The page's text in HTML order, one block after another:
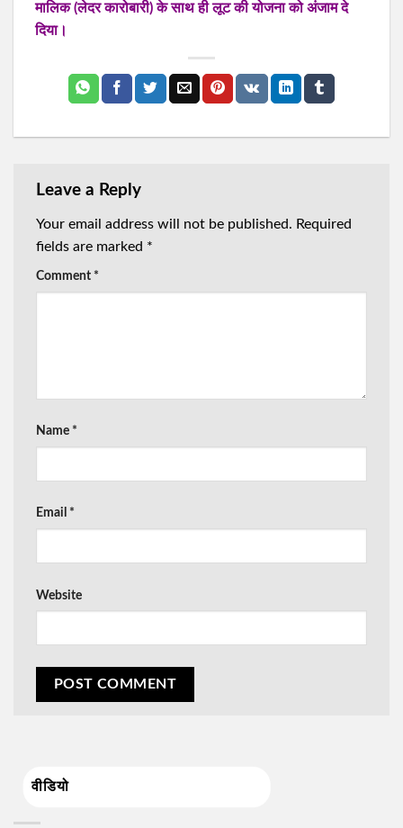
मालिक (लेदर कारोबारी) के साथ ही लूट की योजना को अंजाम दे
दिया।
Leave a Reply
Your email address will not be published. Required
fields are marked *
Comment *
Name *
Email *
Website
वीडियो